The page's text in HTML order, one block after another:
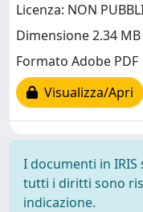
Licenza: NON
Dimensione 2.34 MB
Formato Adobe PDF
Visualizza/Apri
I documenti in
tutti i diritti sono
indicazione.